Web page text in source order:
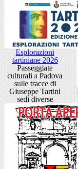
Esplorazioni
tartiniane 2026
Passeggiate
culturali a Padova
sulle tracce di
Giuseppe Tartini
sedi diverse